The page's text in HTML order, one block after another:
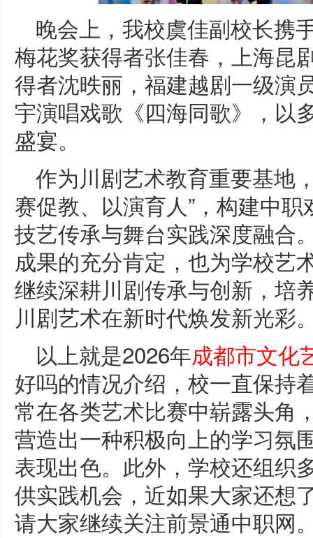
晚会上，我校虞佳副校长携
梅花奖获得者张佳春，上海昆
得者沈昳丽，福建越剧一级演
宇演唱戏歌《四海同歌》，以
盛宴。
作为川剧艺术教育重要基地
赛促教、以演育人”，构建中
技艺传承与舞台实践深度融合
成果的充分肯定，也为学校艺
继续深耕川剧传承与创新，培
川剧艺术在新时代焕发新光彩
以上就是2026年成都市文化
好吗的情况介绍，校一直保持
常在各类艺术比赛中崭露头角
营造出一种积极向上的学习氛
表现出色。此外，学校还组织
供实践机会，近如果大家还想
请大家继续关注前景通中职网